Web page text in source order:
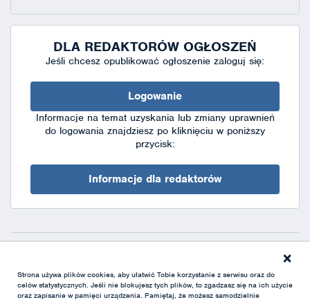
DLA REDAKTORÓW OGŁOSZEŃ
Jeśli chcesz opublikować ogłoszenie zaloguj się:
Logowanie
Informacje na temat uzyskania lub zmiany uprawnień
do logowania znajdziesz po kliknięciu w poniższy
przycisk:
Informacje dla redaktorów
XML
Strona używa plików cookies, aby ułatwić Tobie korzystanie z serwisu oraz do
celów statystycznych. Jeśli nie blokujesz tych plików, to zgadzasz się na ich użycie
oraz zapisanie w pamięci urządzenia. Pamiętaj, że możesz samodzielnie
×